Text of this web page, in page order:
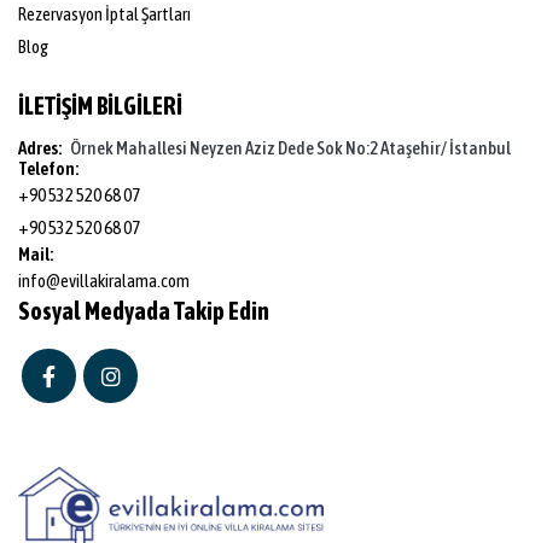
Rezervasyon İptal Şartları
Blog
İLETİŞİM BİLGİLERİ
Adres: Örnek Mahallesi Neyzen Aziz Dede Sok No:2 Ataşehir/ İstanbul
Telefon:
+90 532 520 68 07
+90 532 520 68 07
Mail:
info@evillakiralama.com
Sosyal Medyada Takip Edin